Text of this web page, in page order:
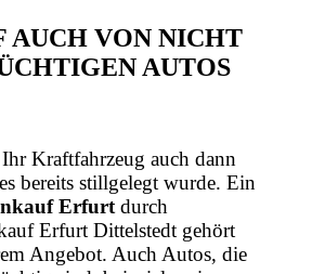
AUCH VON NICHT
AUTOS
Kraftfahrzeug auch dann
bereits stillgelegt wurde. Ein
Erfurt durch
Erfurt Dittelstedt gehört
Angebot. Auch Autos, die